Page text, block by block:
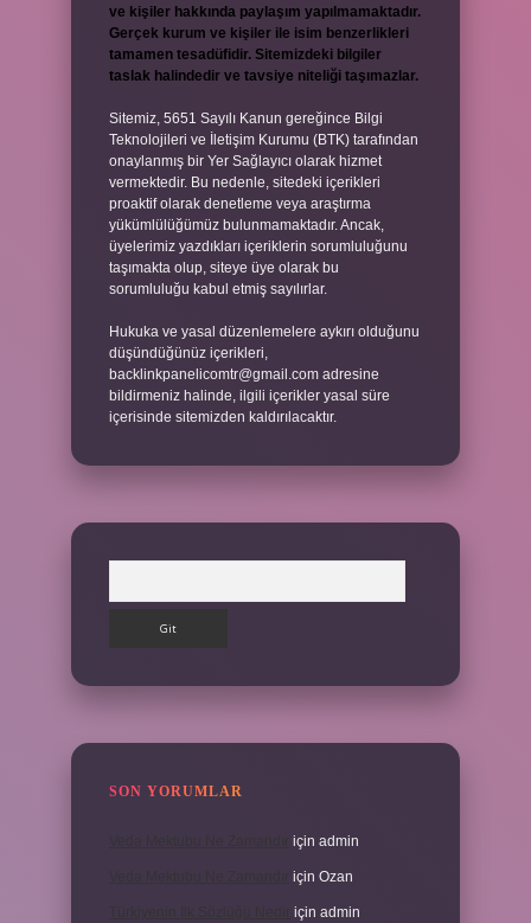
ve kişiler hakkında paylaşım yapılmamaktadır.
Gerçek kurum ve kişiler ile isim benzerlikleri
tamamen tesadüfidir. Sitemizdeki bilgiler
taslak halindedir ve tavsiye niteliği taşımazlar.
Sitemiz, 5651 Sayılı Kanun gereğince Bilgi
Teknolojileri ve İletişim Kurumu (BTK) tarafından
onaylanmış bir Yer Sağlayıcı olarak hizmet
vermektedir. Bu nedenle, sitedeki içerikleri
proaktif olarak denetleme veya araştırma
yükümlülüğümüz bulunmamaktadır. Ancak,
üyelerimiz yazdıkları içeriklerin sorumluluğunu
taşımakta olup, siteye üye olarak bu
sorumluluğu kabul etmiş sayılırlar.
Hukuka ve yasal düzenlemelere aykırı olduğunu
düşündüğünüz içerikleri,
backlinkpanelicomtr@gmail.com adresine
bildirmeniz halinde, ilgili içerikler yasal süre
içerisinde sitemizden kaldırılacaktır.
SON YORUMLAR
için admin
için Ozan
için admin